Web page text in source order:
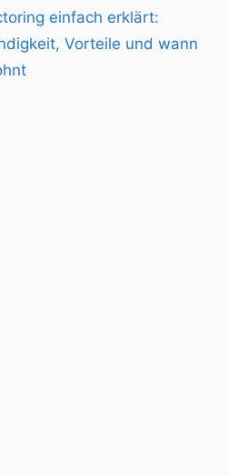
einfach erklärt:
Vorteile und wann